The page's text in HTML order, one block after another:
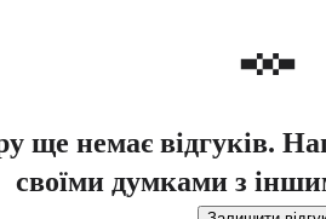
ще немає відгуків.
своїми думками з